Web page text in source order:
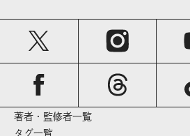
著者・監修者一覧
タグ一覧